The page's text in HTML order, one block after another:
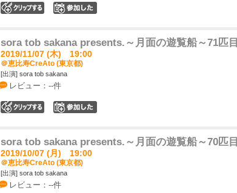
sora tob sakana presents.～月面の遊覧船～71匹目
2019/11/07 (木) 19:00
＠恵比寿CreAto (東京都)
[出演] sora tob sakana
レビュー：--件
sora tob sakana presents.～月面の遊覧船～70匹目
2019/10/07 (月) 19:00
＠恵比寿CreAto (東京都)
[出演] sora tob sakana
レビュー：--件